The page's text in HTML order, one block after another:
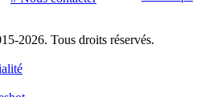
2026. Tous droits réservés.